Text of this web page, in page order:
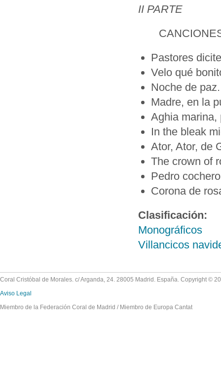
II PARTE
CANCIONES
Pastores
Velo qué
Noche de
Madre, en la
Aghia marina,
In the bleak
Ator, Ator, de
The crown of
Pedro
Corona de
Clasificación:
Monográficos
Villancicos
Coral Cristóbal de Morales. c/ Arganda, 24. 28005 Madrid. España. Copyright ©
Aviso Legal
Miembro de la Federación Coral de Madrid / Miembro de Europa Cantat